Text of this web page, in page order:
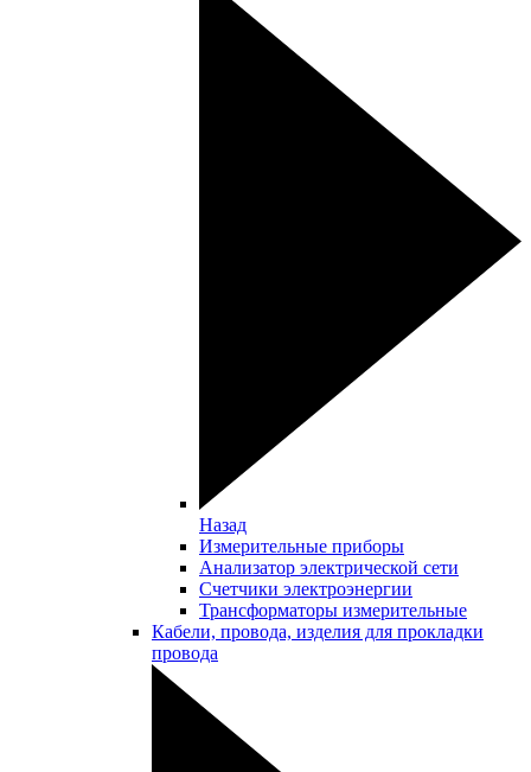
Назад
Измерительные приборы
Анализатор электрической сети
Счетчики электроэнергии
Трансформаторы измерительные
Кабели, провода, изделия для прокладки
провода